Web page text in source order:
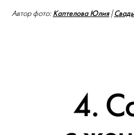
Автор фото: Каптелова Юлия|
4.